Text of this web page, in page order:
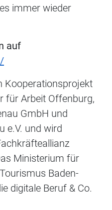
immer wieder
auf
Kooperationsprojekt
für Arbeit Offenburg,
GmbH und
e.V. und wird
Ministerium für
Baden-
digitale Beruf & Co.